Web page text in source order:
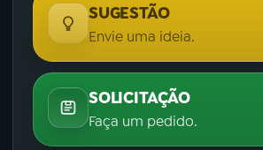
SUGESTÃO
Envie uma ideia.
SOLICITAÇÃO
Faça um pedido.